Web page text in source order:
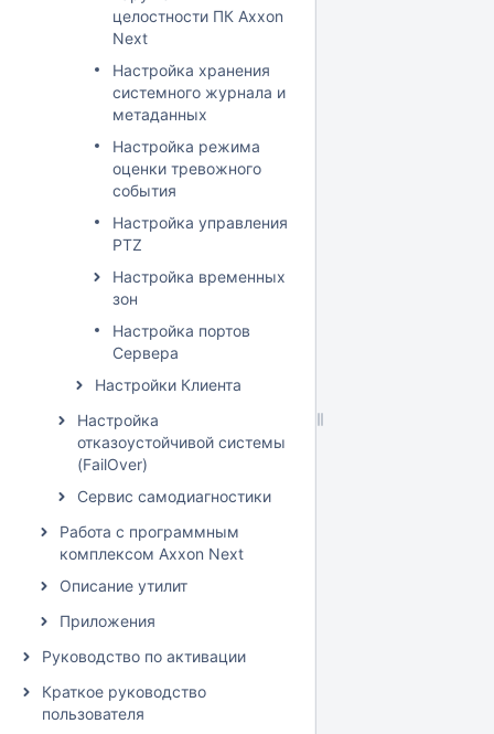
целостности ПК Axxon
Next
Настройка хранения
системного журнала и
метаданных
Настройка режима
оценки тревожного
события
Настройка управления
PTZ
Настройка временных
зон
Настройка портов
Сервера
Настройки Клиента
Настройка
отказоустойчивой системы
(FailOver)
Сервис самодиагностики
Работа с программным
комплексом Axxon Next
Описание утилит
Приложения
Руководство по активации
Краткое руководство
пользователя